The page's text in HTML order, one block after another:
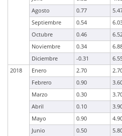
Agosto
0.77
Septiembre
0.54
Octubre
0.46
Noviembre
0.34
Diciembre
-0.31
2018
Enero 2.70
Febrero
0.90
Marzo
0.30
Abril
0.10
Mayo
0.90
Junio
0.50